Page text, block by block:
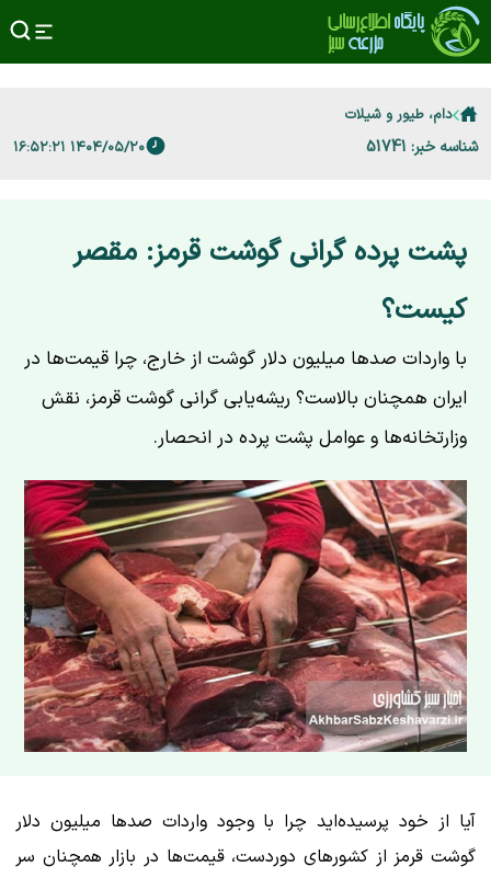
دام، طیور و شیلات
شناسه خبر: 51741 ۱۴۰۴/۰۵/۲۰ ۱۶:۵۲:۲۱
پشت پرده گرانی گوشت قرمز: مقصر
کیست؟
با واردات صدها میلیون دلار گوشت از خارج، چرا قیمت‌ها در
ایران همچنان بالاست؟ ریشه‌یابی گرانی گوشت قرمز، نقش
وزارتخانه‌ها و عوامل پشت پرده در انحصار.
آیا از خود پرسیده‌اید چرا با وجود واردات صدها میلیون دلار
گوشت قرمز از کشورهای دوردست، قیمت‌ها در بازار همچنان سر